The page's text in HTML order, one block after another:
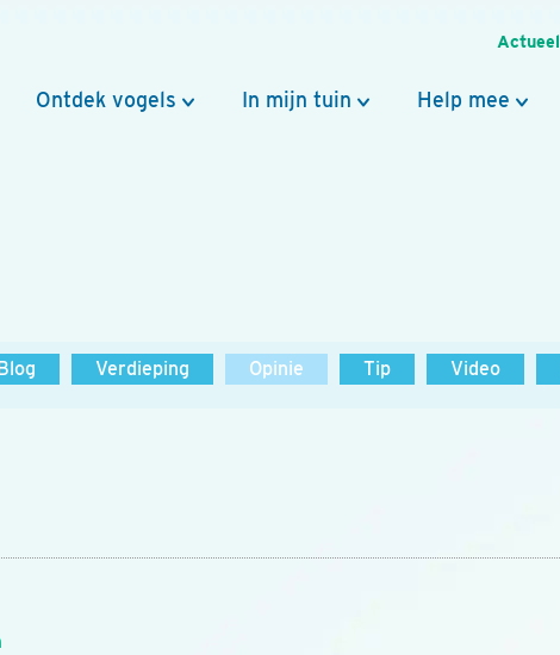
Actueel
Ontdek vogels In mijn tuin Help mee
Verdieping Opinie Tip Video